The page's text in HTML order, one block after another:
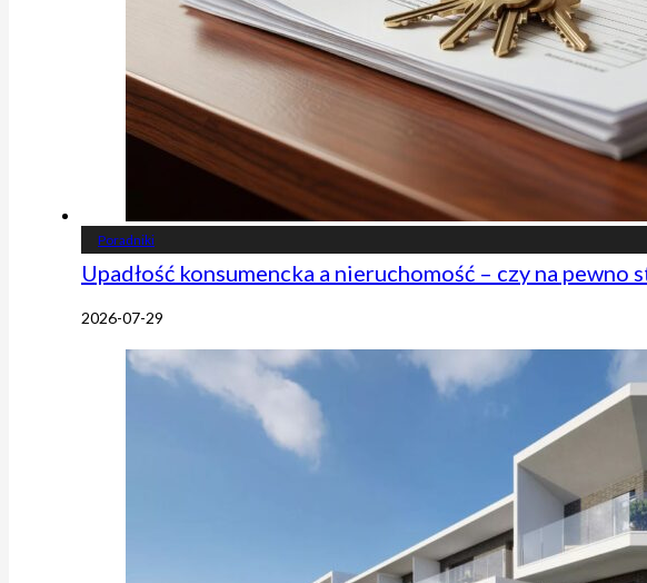
Poradniki
Upadłość konsumencka a nieruchomość – czy na pewno
2026-07-29